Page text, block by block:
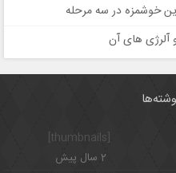
خوشمزه در سه مرحله
های آن
2 سال پیش